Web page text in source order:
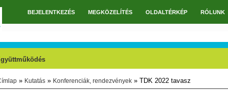
FőmenüBEJELENTKEZÉS MEGKÖZELÍTÉS OLDALTÉRKÉP RÓLUNK
hely
» Kutatás » Konferenciák, rendezvények » TDK 2022 tavasz